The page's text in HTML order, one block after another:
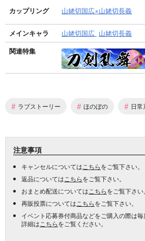
カップリング 山姥切国広×山姥切長義
メインキャラ 山姥切国広 山姥切長義
関連特集
# ラブストーリー # ほのぼの # 日常
注意事項
キャンセルについては こちらをご覧下さい。
返品については こちらをご覧下さい。
おまとめ配送については こちらをご覧下さい。
再販投票については こちらをご覧下さい。
イベント応募券付商品などをご購入の際は毎
詳細は こちらをご覧ください。